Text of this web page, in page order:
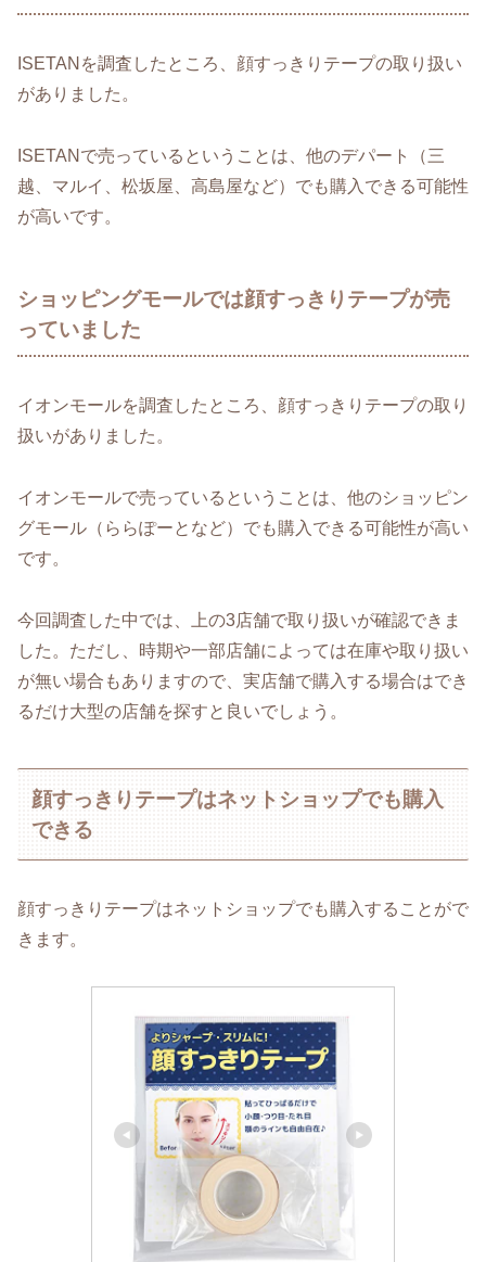
ISETANを調査したところ、顔すっきりテープの取り扱い
がありました。
ISETANで売っているということは、他のデパート（三
越、マルイ、松坂屋、高島屋など）でも購入できる可能性
が高いです。
ショッピングモールでは顔すっきりテープが売
っていました
イオンモールを調査したところ、顔すっきりテープの取り
扱いがありました。
イオンモールで売っているということは、他のショッピン
グモール（ららぽーとなど）でも購入できる可能性が高い
です。
今回調査した中では、上の3店舗で取り扱いが確認できま
した。ただし、時期や一部店舗によっては在庫や取り扱い
が無い場合もありますので、実店舗で購入する場合はでき
るだけ大型の店舗を探すと良いでしょう。
顔すっきりテープはネットショップでも購入
できる
顔すっきりテープはネットショップでも購入することがで
きます。